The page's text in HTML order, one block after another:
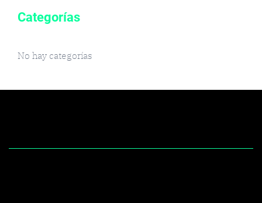
Categorías
No hay categorías